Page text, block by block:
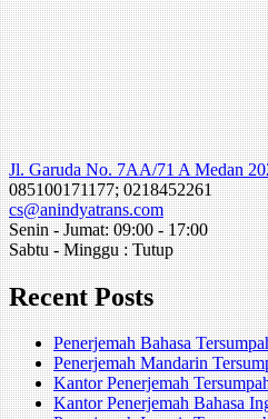
Jl. Garuda No. 7AA/71 A Medan
085100171177; 0218452261
cs@anindyatrans.com
Senin - Jumat: 09:00 - 17:00
Sabtu - Minggu : Tutup
Recent Posts
Penerjemah Bahasa
Penerjemah Mandarin
Kantor Penerjemah
Kantor Penerjemah Bahasa